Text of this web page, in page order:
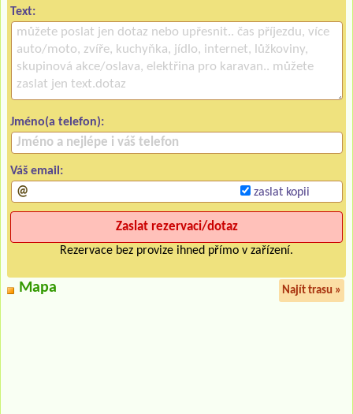
Text:
Jméno(a telefon):
Váš email:
zaslat kopii
Rezervace bez provize ihned přímo v zařízení.
Mapa Najít trasu »